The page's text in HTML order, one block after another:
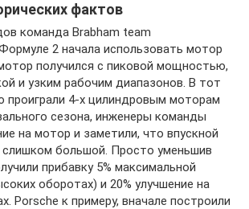
фактов
команда Brabham team
2 начала использовать мотор
получился с пиковой мощностью,
и узким рабочим диапазонов. В тот
проиграли 4-х цилиндровым моторам
сезона, инженеры команды
на мотор и заметили, что впускной
слишком большой. Просто уменьшив
прибавку 5% максимальной
оборотах) и 20% улучшение на
Porsche к примеру, вначале построили